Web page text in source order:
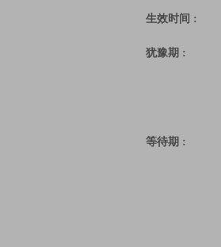
生效时间 :
犹豫期 :
等待期 :